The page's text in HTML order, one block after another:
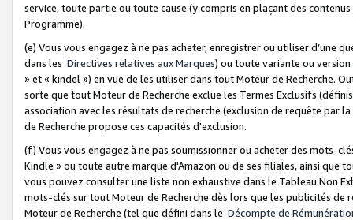
service, toute partie ou toute cause (y compris en plaçant des
Programme).
(e) Vous vous engagez à ne pas acheter, enregistrer ou utiliser d’une
dans les Directives relatives aux Marques) ou toute variante ou
» et « kindel ») en vue de les utiliser dans tout Moteur de Recherche.
sorte que tout Moteur de Recherche exclue les Termes Exclusifs
association avec les résultats de recherche (exclusion de requête
de Recherche propose ces capacités d'exclusion.
(f) Vous vous engagez à ne pas soumissionner ou acheter des mots-
Kindle » ou toute autre marque d'Amazon ou de ses filiales, ainsi que
vous pouvez consulter une liste non exhaustive dans le Tableau Non
mots-clés sur tout Moteur de Recherche dès lors que les publicités de
Moteur de Recherche (tel que défini dans le Décompte de